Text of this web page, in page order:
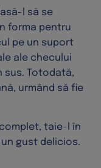
l să se
forma pentru
pe un suport
ale checului
sus. Totodată,
urmând să fie
taie-l în
gust delicios.